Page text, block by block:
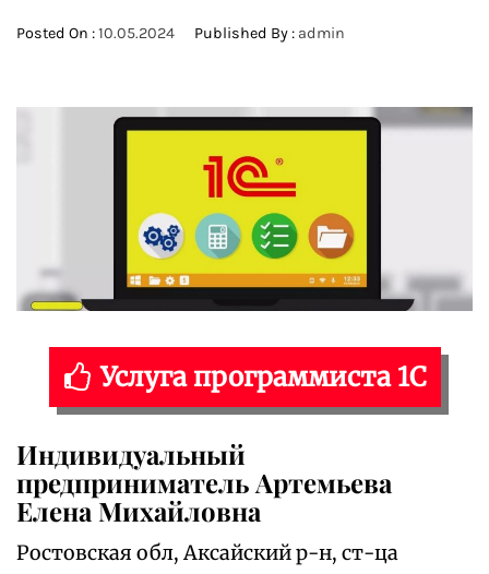
Posted On :10.05.2024 Published By : admin
Услуга программиста 1С
Индивидуальный
предприниматель Артемьева
Елена Михайловна
Ростовская обл, Аксайский р-н, ст-ца